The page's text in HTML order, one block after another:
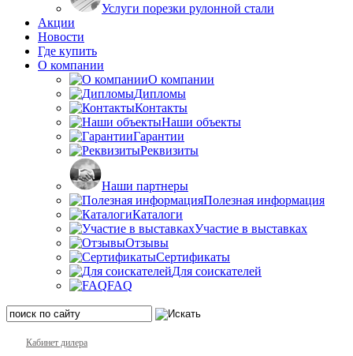
Услуги порезки рулонной стали
Акции
Новости
Где купить
О компании
О компании
Дипломы
Контакты
Наши объекты
Гарантии
Реквизиты
Наши партнеры
Полезная информация
Каталоги
Участие в выставках
Отзывы
Сертификаты
Для соискателей
FAQ
Кабинет дилера